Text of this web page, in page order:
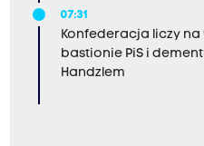
07:31
Konfederacja liczy
bastionie PiS i
Handzlem